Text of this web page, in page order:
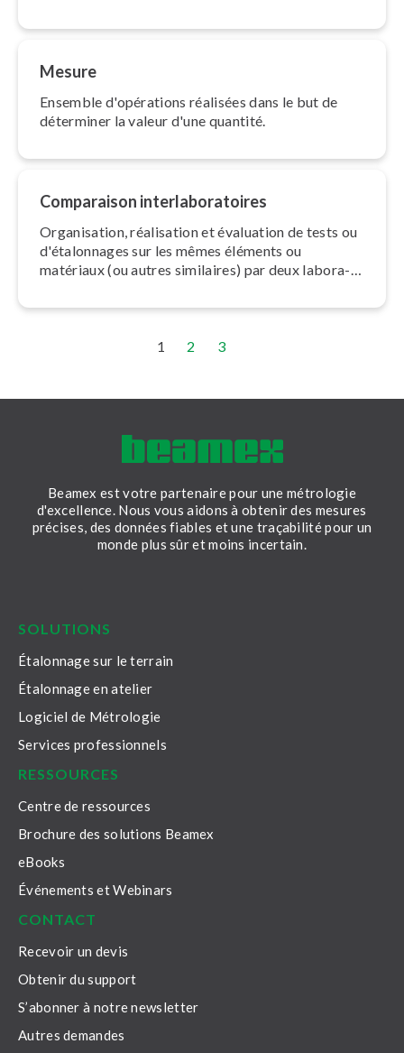
li­sa­tion d'un bureau virtuel.
Mesure
Ensemble d'opé­ra­tions réalisées dans le but de
déterminer la valeur d'une quantité.
Comparaison in­ter­la­bo­ra­toires
Or­ga­ni­sa­tion, réalisation et évaluation de tests ou
d'éta­lon­nages sur les mêmes éléments ou
matériaux (ou autres similaires) par deux la­bo­ra­
prédéfinies.
1 2 3
Beamex est votre partenaire pour une métrologie
d'excellence. Nous vous aidons à obtenir des mesures
précises, des données fiables et une traçabilité pour un
monde plus sûr et moins incertain.
SOLUTIONS
Étalonnage sur le terrain
Étalonnage en atelier
Logiciel de Métrologie
Services professionnels
RESSOURCES
Centre de ressources
Brochure des solutions Beamex
eBooks
Événements et Webinars
CONTACT
Recevoir un devis
Obtenir du support
S’abonner à notre newsletter
Autres demandes